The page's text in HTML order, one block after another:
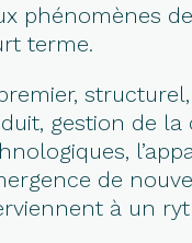
phénomènes
terme.
gestion de
de
à un